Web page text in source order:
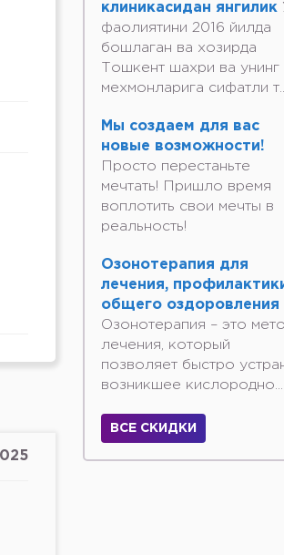
клиникасидан янгилик
фаолиятини 2016 йилда
бошлаган ва хозирда
Тошкент шахри ва унинг
мехмонларига сифатли
Мы создаем для вас
новые возможности!
Просто перестаньте
мечтать! Пришло время
воплотить свои мечты в
реальность!
Озонотерапия для
лечения,
общего оздоровления
Озонотерапия – это
лечения, который
позволяет быстро
возникшее кислородно...
ВСЕ СКИДКИ